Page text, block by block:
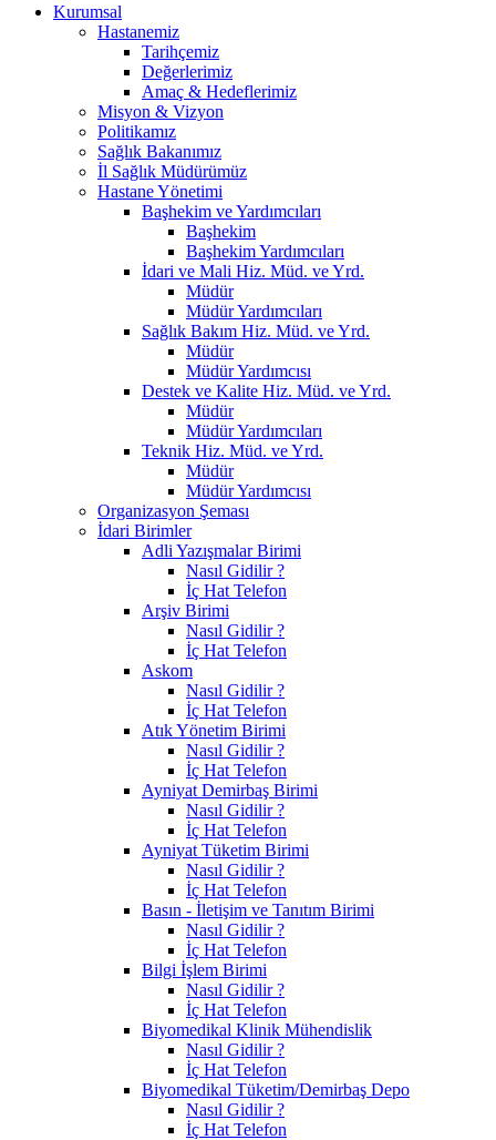
Kurumsal
Hastanemiz
Tarihçemiz
Değerlerimiz
Amaç & Hedeflerimiz
Misyon & Vizyon
Politikamız
Sağlık Bakanımız
İl Sağlık Müdürümüz
Hastane Yönetimi
Başhekim ve Yardımcıları
Başhekim
Başhekim Yardımcıları
İdari ve Mali Hiz. Müd. ve Yrd.
Müdür
Müdür Yardımcıları
Sağlık Bakım Hiz. Müd. ve Yrd.
Müdür
Müdür Yardımcısı
Destek ve Kalite Hiz. Müd. ve Yrd.
Müdür
Müdür Yardımcıları
Teknik Hiz. Müd. ve Yrd.
Müdür
Müdür Yardımcısı
Organizasyon Şeması
İdari Birimler
Adli Yazışmalar Birimi
Nasıl Gidilir ?
İç Hat Telefon
Arşiv Birimi
Nasıl Gidilir ?
İç Hat Telefon
Askom
Nasıl Gidilir ?
İç Hat Telefon
Atık Yönetim Birimi
Nasıl Gidilir ?
İç Hat Telefon
Ayniyat Demirbaş Birimi
Nasıl Gidilir ?
İç Hat Telefon
Ayniyat Tüketim Birimi
Nasıl Gidilir ?
İç Hat Telefon
Basın - İletişim ve Tanıtım Birimi
Nasıl Gidilir ?
İç Hat Telefon
Bilgi İşlem Birimi
Nasıl Gidilir ?
İç Hat Telefon
Biyomedikal Klinik Mühendislik
Nasıl Gidilir ?
İç Hat Telefon
Biyomedikal Tüketim/Demirbaş Depo
Nasıl Gidilir ?
İç Hat Telefon